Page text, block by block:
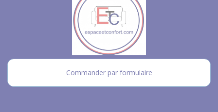
Commander par formulaire